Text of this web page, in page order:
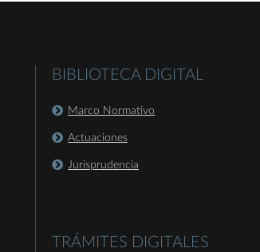
BIBLIOTECA DIGITAL
Marco Normativo
Actuaciones
Jurisprudencia
TRÁMITES DIGITALES